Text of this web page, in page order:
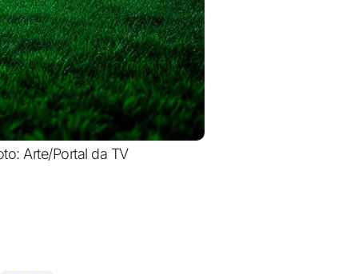
Arte/Portal da TV